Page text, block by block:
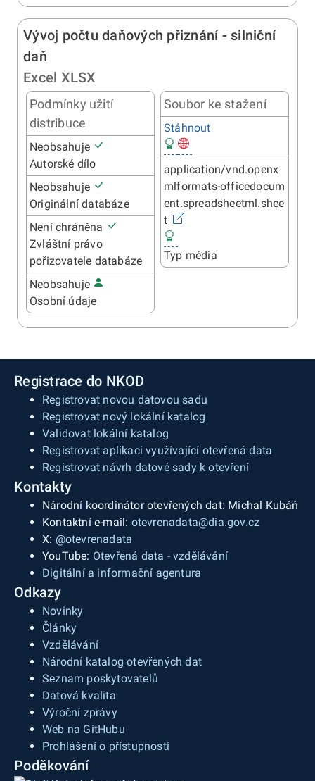
Vývoj počtu daňových přiznání - silniční
daň
Excel XLSX
Podmínky užití
distribuce
Neobsahuje
Autorské dílo
Neobsahuje
Originální databáze
Není chráněna
Zvláštní právo
pořizovatele databáze
Neobsahuje
Osobní údaje
Soubor ke stažení
Stáhnout
application/vnd.openx
mlformats-officedocum
ent.spreadsheetml.shee
t
Typ média
Registrace do NKOD
Registrovat novou datovou sadu
Registrovat nový lokální katalog
Validovat lokální katalog
Registrovat aplikaci využívající otevřená data
Registrovat návrh datové sady k otevření
Kontakty
Národní koordinátor otevřených dat: Michal Kubáň
Kontaktní e-mail: otevrenadata@dia.gov.cz
X: @otevrenadata
YouTube: Otevřená data - vzdělávání
Digitální a informační agentura
Odkazy
Novinky
Články
Vzdělávání
Národní katalog otevřených dat
Seznam poskytovatelů
Datová kvalita
Výroční zprávy
Web na GitHubu
Prohlášení o přístupnosti
Poděkování